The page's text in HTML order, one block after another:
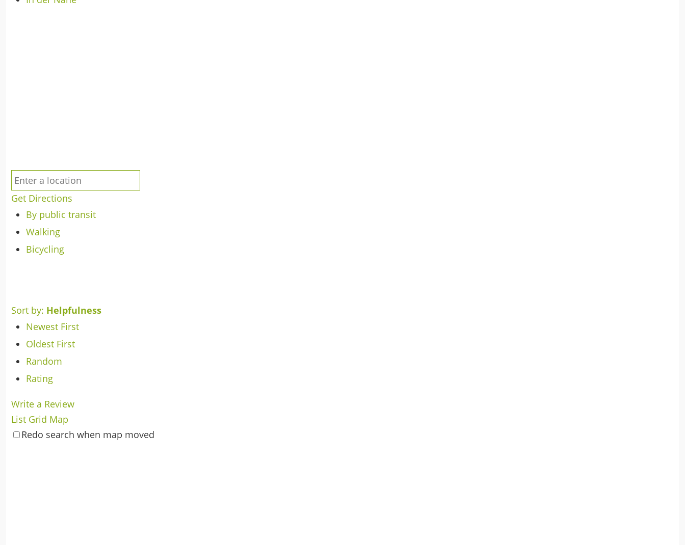
Get Directions
By public transit
Walking
Bicycling
Sort by: Helpfulness
Newest First
Oldest First
Random
Rating
Write a Review
List Grid Map
Redo search when map moved